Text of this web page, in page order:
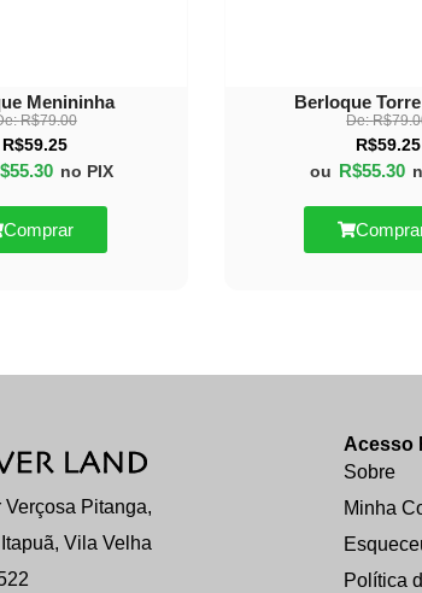
Menininha
R$79.00
R$59.25
55.30 no PIX
Comprar
Berloque
De:R$
R$59.25
ou R$55.30
Verçosa Pitanga,
Vila Velha
Acesso
Sobre
Minha
Política